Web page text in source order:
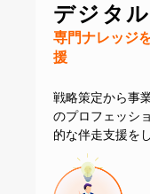
デジタ
専門ナレッジ
援
戦略策定から事
のプロフェッシ
的な伴走支援を